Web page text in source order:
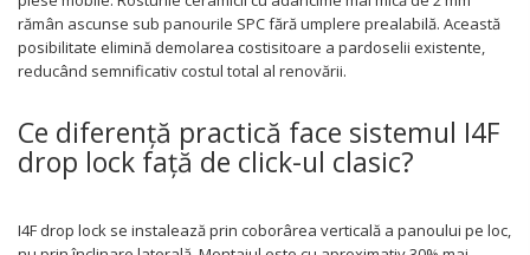
rămân ascunse sub panourile SPC fără umplere prealabilă. Această
posibilitate elimină demolarea costisitoare a pardoselii existente,
reducând semnificativ costul total al renovării.
Ce diferență practică face sistemul I4F
drop lock față de click-ul clasic?
I4F drop lock se instalează prin coborârea verticală a panoului pe loc,